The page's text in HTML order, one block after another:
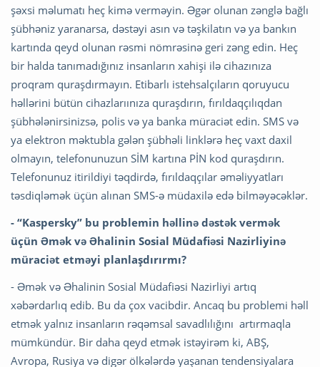
şəxsi məlumatı heç kimə verməyin. Əgər olunan zənglə bağlı
şübhəniz yaranarsa, dəstəyi asın və təşkilatın və ya bankın
kartında qeyd olunan rəsmi nömrəsinə geri zəng edin. Heç
bir halda tanımadığınız insanların xahişi ilə cihazınıza
proqram quraşdırmayın. Etibarlı istehsalçıların qoruyucu
həllərini bütün сihazlarıınıza quraşdırın, fırıldaqçılıqdan
şübhələnirsinizsə, polis və ya banka müraciət edin. SMS və
ya elektron məktubla gələn şübhəli linklərə heç vaxt daxil
olmayın, telefonunuzun SİM kartına PİN kod quraşdırın.
Telefonunuz itirildiyi təqdirdə, fırıldaqçılar əməliyyatları
təsdiqləmək üçün alınan SMS-ə müdaxilə edə bilməyəcəklər.
- “Kaspersky” bu problemin həllinə dəstək vermək
üçün Əmək və Əhalinin Sosial Müdafiəsi Nazirliyinə
müraciət etməyi planlaşdırırmı?
- Əmək və Əhalinin Sosial Müdafiəsi Nazirliyi artıq
xəbərdarlıq edib. Bu da çox vacibdir. Ancaq bu problemi həll
etmək yalnız insanların rəqəmsal savadlılığını artırmaqla
mümkündür. Bir daha qeyd etmək istəyirəm ki, ABŞ,
Avropa, Rusiya və digər ölkələrdə yaşanan tendensiyalara